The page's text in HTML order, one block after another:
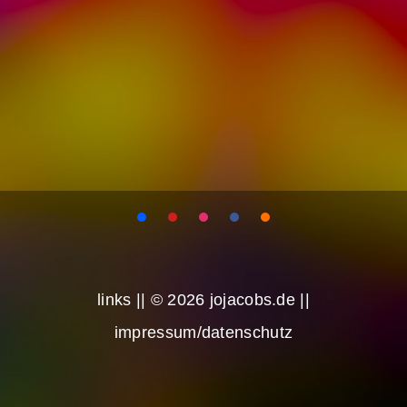
links || © 2026 jojacobs.de ||
impressum/datenschutz